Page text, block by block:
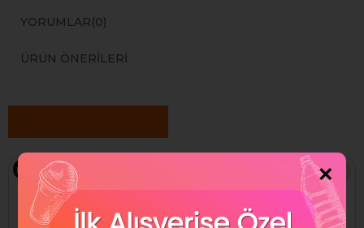
YORUMLAR(0)
ÜRÜN ÖNERILERI
Ücretsiz Kargo ×